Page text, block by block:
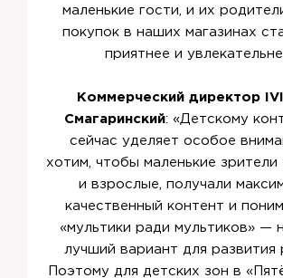
маленькие гости, и их
покупок в наших магазинах
приятнее и
Коммерческий директор
Смагаринский: «Детскому
сейчас уделяет особое
хотим, чтобы маленькие зрители
и взрослые, получали
качественный контент и
«мультики ради мультиков» —
лучший вариант для развития
Поэтому для детских зон в